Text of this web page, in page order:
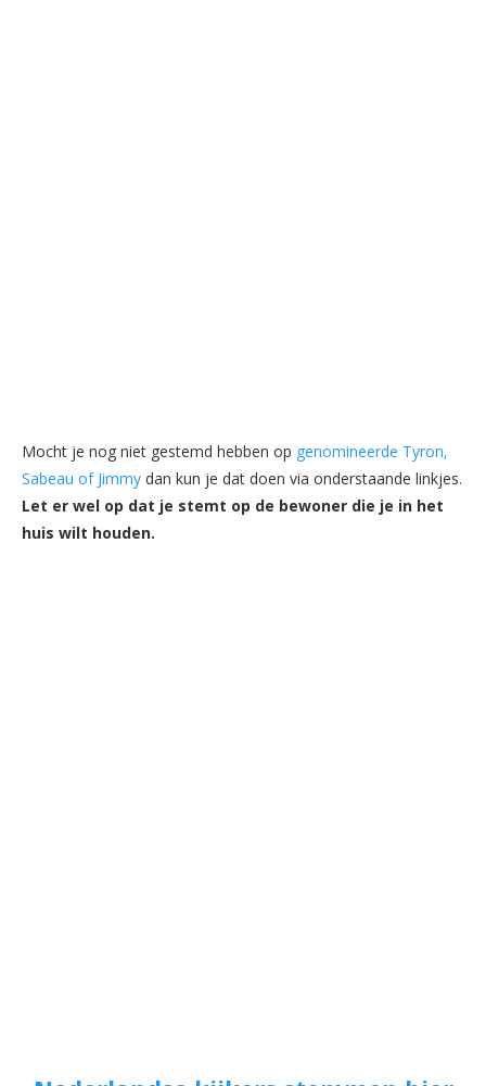
Mocht je nog niet gestemd hebben op genomineerde Tyron,
Sabeau of Jimmy dan kun je dat doen via onderstaande linkjes.
Let er wel op dat je stemt op de bewoner die je in het
huis wilt houden.